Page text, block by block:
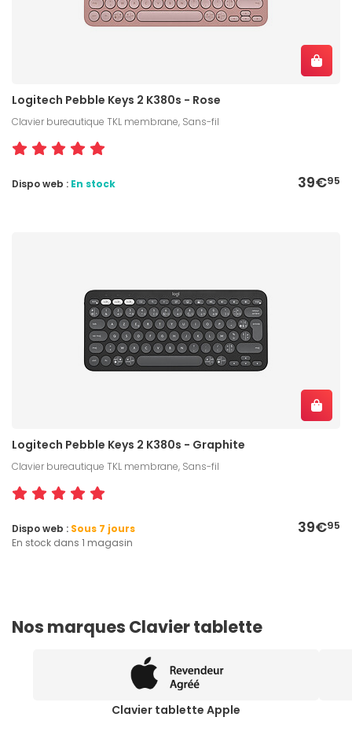
Logitech Pebble Keys 2 K380s - Rose
Clavier bureautique TKL membrane, Sans-fil
39€95
Dispo web : En stock
Logitech Pebble Keys 2 K380s - Graphite
Clavier bureautique TKL membrane, Sans-fil
39€95
Dispo web : Sous 7 jours
En stock dans 1 magasin
Nos marques Clavier tablette
Clavier tablette Apple